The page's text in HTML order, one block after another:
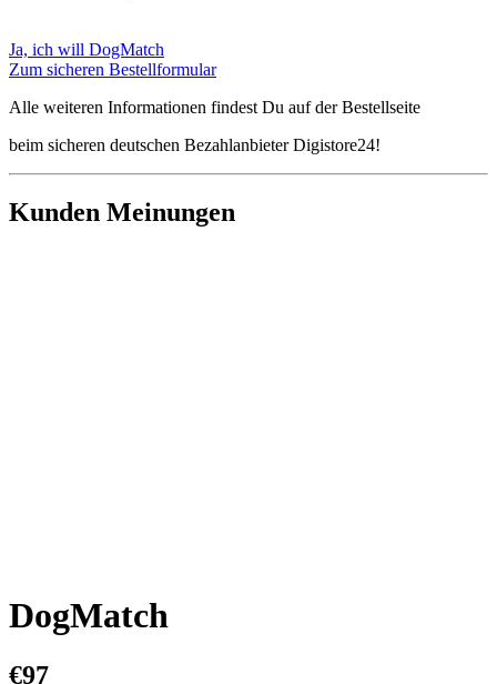
Ja, ich will DogMatch
Zum sicheren Bestellformular
Alle weiteren Informationen findest Du auf der Bestellseite
beim sicheren deutschen Bezahlanbieter Digistore24!
Kunden Meinungen
DogMatch
€97